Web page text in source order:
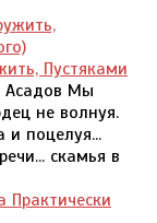
Пустяками
Асадов Мы
не волнуя.
поцелуя...
скамья в